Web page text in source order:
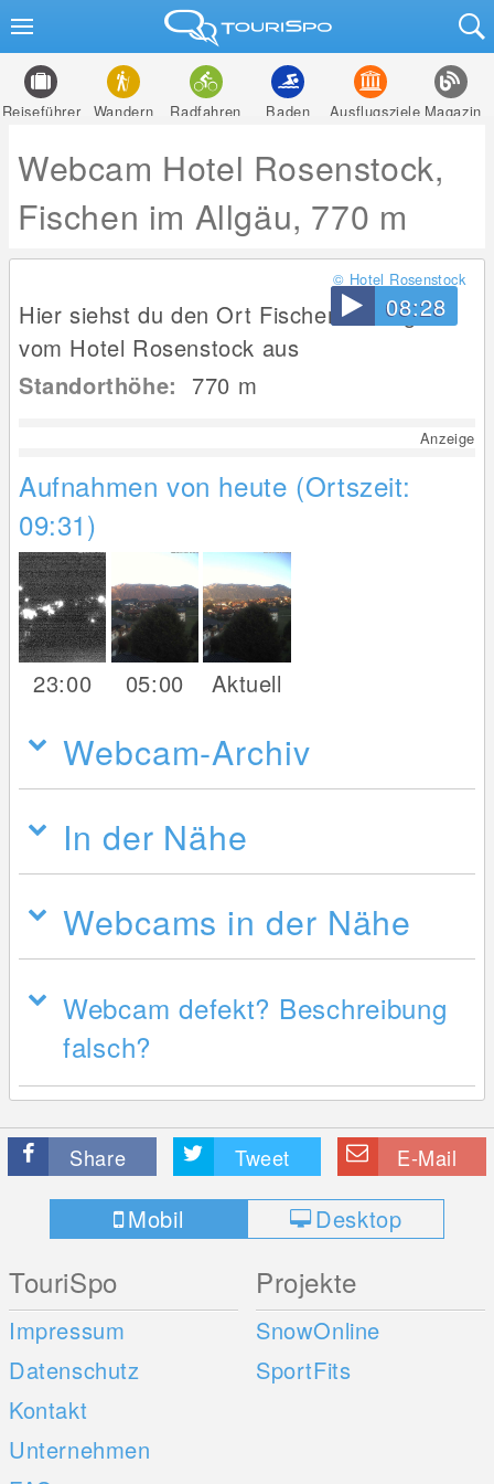
Reiseführer Wandern Radfahren Baden Ausflugsziele Magazin
Webcam Hotel Rosenstock,
Fischen im Allgäu, 770 m
08:28
© Hotel Rosenstock
Hier siehst du den Ort Fischen im Allgäu
vom Hotel Rosenstock aus
Standorthöhe: 770 m
Anzeige
Aufnahmen von heute (Ortszeit:
09:31)
23:00 05:00 Aktuell
Webcam-Archiv
In der Nähe
Webcams in der Nähe
Webcam defekt? Beschreibung
falsch?
Share Tweet E-Mail
Mobil Desktop
TouriSpo
Impressum
Datenschutz
Kontakt
Unternehmen
Projekte
SnowOnline
SportFits